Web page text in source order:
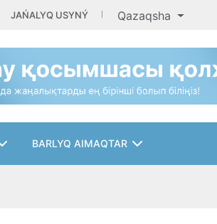
JAŃALYQ USYNÝ Qazaqsha
BARLYQ AIMAQTAR